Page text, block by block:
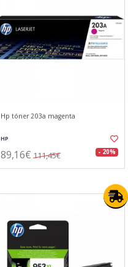
Hp tóner 203a magenta
HP
89,16€ 111,45€ - 20%